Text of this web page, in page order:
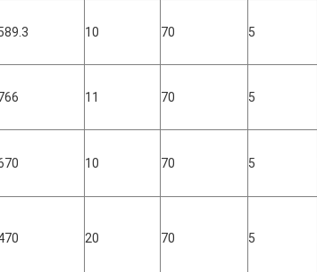
10 70 5
11 70 5
10 70 5
20 70 5